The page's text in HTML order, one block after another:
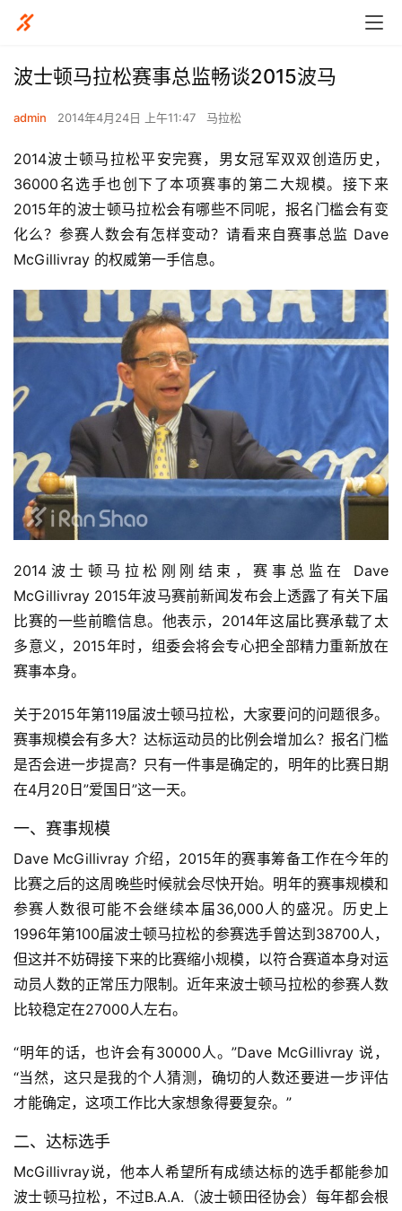
波士顿马拉松赛事总监畅谈2015波马
admin 2014年4月24日 上午11:47 马拉松
2014波士顿马拉松平安完赛，男女冠军双双创造历史，
36000名选手也创下了本项赛事的第二大规模。接下来
2015年的波士顿马拉松会有哪些不同呢，报名门槛会有变
化么？参赛人数会有怎样变动？请看来自赛事总监 Dave
McGillivray 的权威第一手信息。
2014波士顿马拉松刚刚结束，赛事总监在 Dave
McGillivray 2015年波马赛前新闻发布会上透露了有关下届
比赛的一些前瞻信息。他表示，2014年这届比赛承载了太
多意义，2015年时，组委会将会专心把全部精力重新放在
赛事本身。
关于2015年第119届波士顿马拉松，大家要问的问题很多。
赛事规模会有多大？达标运动员的比例会增加么？报名门槛
是否会进一步提高？只有一件事是确定的，明年的比赛日期
在4月20日”爱国日”这一天。
一、赛事规模
Dave McGillivray 介绍，2015年的赛事筹备工作在今年的
比赛之后的这周晚些时候就会尽快开始。明年的赛事规模和
参赛人数很可能不会继续本届36,000人的盛况。历史上
1996年第100届波士顿马拉松的参赛选手曾达到38700人，
但这并不妨碍接下来的比赛缩小规模，以符合赛道本身对运
动员人数的正常压力限制。近年来波士顿马拉松的参赛人数
比较稳定在27000人左右。
“明年的话，也许会有30000人。”Dave McGillivray 说，
“当然，这只是我的个人猜测，确切的人数还要进一步评估
才能确定，这项工作比大家想象得要复杂。”
二、达标选手
McGillivray说，他本人希望所有成绩达标的选手都能参加
波士顿马拉松，不过B.A.A.（波士顿田径协会）每年都会根